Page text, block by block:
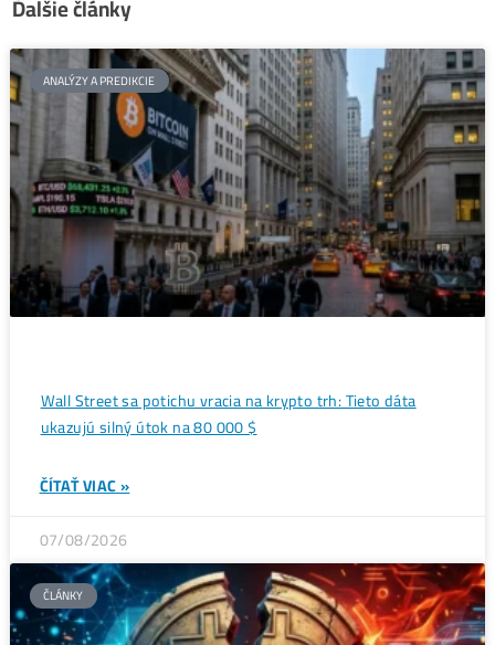
←Ťažba Bitcoinu môže pomôcť v
boji proti emisiám
Jediná firma nakúpila minery za
takmer 100 miliónov dolárov→
Ďalšie články